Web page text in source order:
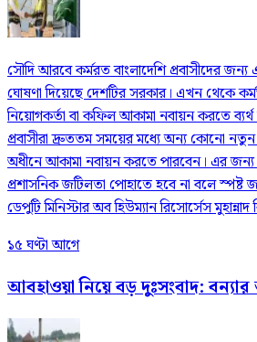
সৌদি আরবে কর্মরত বাংলাদেশি প্রবাসীদের জন্য
ঘোষণা দিয়েছে দেশটির সরকার। এখন থেকে
নিয়োগকর্তা বা কফিল আকামা নবায়ন করতে
প্রবাসীরা দ্রুততম সময়ের মধ্যে অন্য কোনো
অধীনে আকামা নবায়ন করতে পারবেন। এর
প্রশাসনিক জটিলতা পোহাতে হবে না বলে স্পষ্ট
ডেপুটি মিনিস্টার অব হিউম্যান রিসোর্সেস
১৫ ঘণ্টা আগে
আবহাওয়া নিয়ে বড় দুঃসংবাদ: